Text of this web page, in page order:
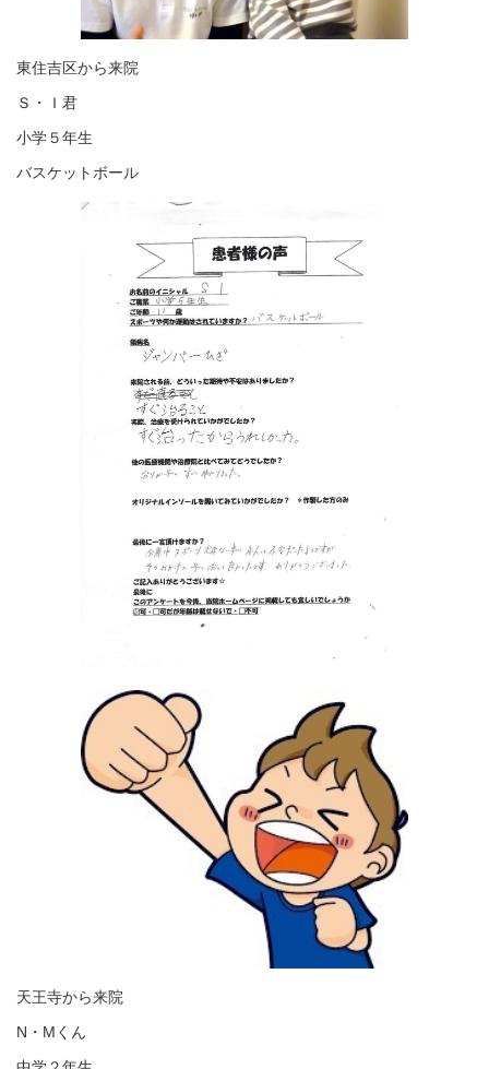
東住吉区から来院
Ｓ・Ｉ君
小学５年生
バスケットボール
天王寺から来院
N・Mくん